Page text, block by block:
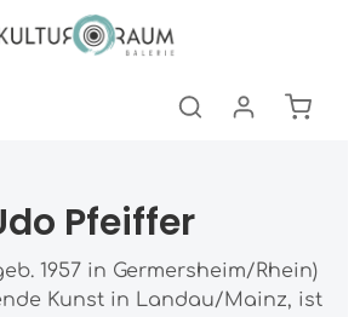
Pfeiffer
1957 in Germersheim/Rhein)
Kunst in Landau/Mainz, ist